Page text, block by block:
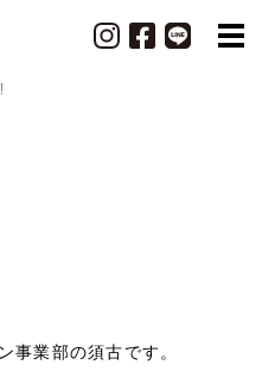
事業部の須古です。